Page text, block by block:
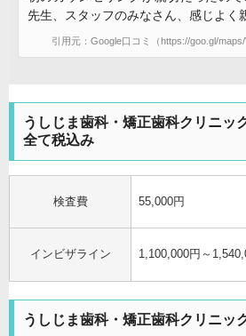
先生、スタッフのみなさん、感じよく
引用元：Google口コミ（https://goo.gl/
うしじま歯科・矯正歯科クリニッ
全て税込み
検査費 55,000円
インビザライン 1,100,000円～
うしじま歯科・矯正歯科クリニッ